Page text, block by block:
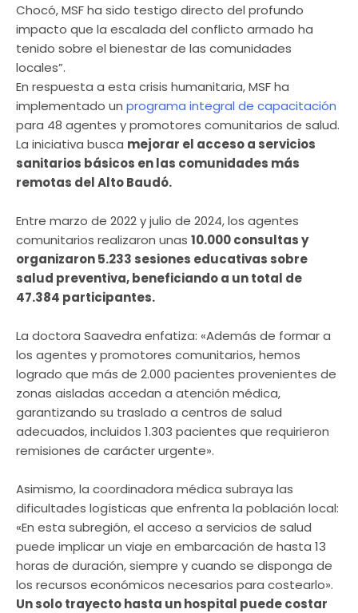
Chocó, MSF ha sido testigo directo del profundo
impacto que la escalada del conflicto armado ha
tenido sobre el bienestar de las comunidades
locales”.
En respuesta a esta crisis humanitaria, MSF ha
implementado un programa integral de capacitación
para 48 agentes y promotores comunitarios de salud.
La iniciativa busca mejorar el acceso a servicios
sanitarios básicos en las comunidades más
remotas del Alto Baudó.
Entre marzo de 2022 y julio de 2024, los agentes
comunitarios realizaron unas 10.000 consultas y
organizaron 5.233 sesiones educativas sobre
salud preventiva, beneficiando a un total de
47.384 participantes.
La doctora Saavedra enfatiza: «Además de formar a
los agentes y promotores comunitarios, hemos
logrado que más de 2.000 pacientes provenientes de
zonas aisladas accedan a atención médica,
garantizando su traslado a centros de salud
adecuados, incluidos 1.303 pacientes que requirieron
remisiones de carácter urgente».
Asimismo, la coordinadora médica subraya las
dificultades logísticas que enfrenta la población local:
«En esta subregión, el acceso a servicios de salud
puede implicar un viaje en embarcación de hasta 13
horas de duración, siempre y cuando se disponga de
los recursos económicos necesarios para costearlo».
Un solo trayecto hasta un hospital puede costar